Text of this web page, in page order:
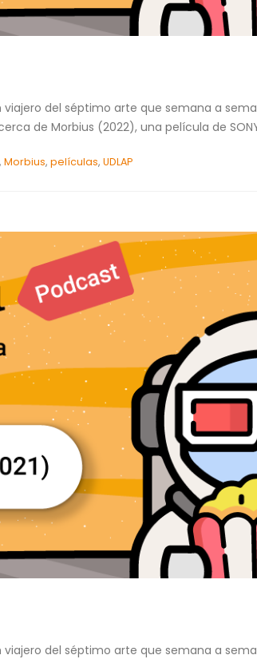
del séptimo arte que semana a
de Morbius (2022), una película de
,Morbius,películas,UDLAP
del séptimo arte que semana a